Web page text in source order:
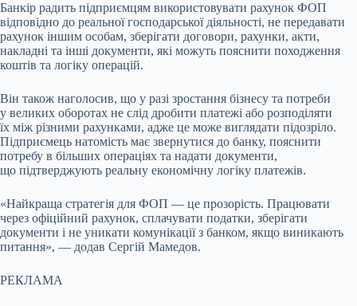
Банкір радить підприємцям використовувати рахунок ФОП
відповідно до реальної господарської діяльності, не передавати
рахунок іншим особам, зберігати договори, рахунки, акти,
накладні та інші документи, які можуть пояснити походження
коштів та логіку операцій.
Він також наголосив, що у разі зростання бізнесу та потреби
у великих оборотах не слід дробити платежі або розподіляти
їх між різними рахунками, адже це може виглядати підозріло.
Підприємець натомість має звернутися до банку, пояснити
потребу в більших операціях та надати документи,
що підтверджують реальну економічну логіку платежів.
«Найкраща стратегія для ФОП — це прозорість. Працювати
через офіційний рахунок, сплачувати податки, зберігати
документи і не уникати комунікації з банком, якщо виникають
питання», — додав Сергій Мамедов.
РЕКЛАМА